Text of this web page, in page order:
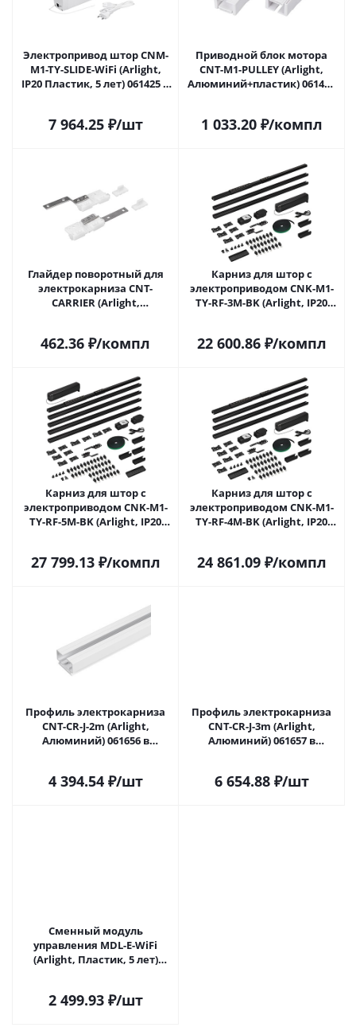
Электропривод штор CNM-
M1-TY-SLIDE-WiFi (Arlight,
IP20 Пластик, 5 лет) 061425 в
7 964.25₽/шт
Приводной блок мотора
CNT-M1-PULLEY (Arlight,
Алюминий+пластик) 061426
1 033.20₽/компл
Глайдер поворотный для
электрокарниза CNT-
CARRIER (Arlight,
462.36 ₽/компл
Карниз для штор с
электроприводом CNK-M1-
TY-RF-3M-BK (Arlight, IP20
22 600.86₽/компл
Карниз для штор с
электроприводом CNK-M1-
TY-RF-5M-BK (Arlight, IP20
27 799.13₽/компл
Карниз для штор с
электроприводом CNK-M1-
TY-RF-4M-BK (Arlight, IP20
24 861.09₽/компл
Профиль электрокарниза
CNT-CR-J-2m (Arlight,
Алюминий) 061656 в
4 394.54₽/шт
Профиль электрокарниза
CNT-CR-J-3m (Arlight,
Алюминий) 061657 в
6 654.88₽/шт
Сменный модуль
управления MDL-E-WiFi
(Arlight, Пластик, 5 лет)
2 499.93₽/шт